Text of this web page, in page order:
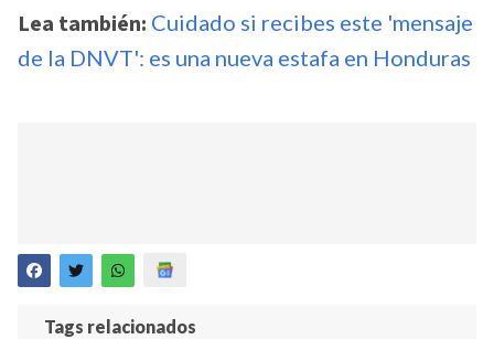
Lea también: Cuidado si recibes este 'mensaje
de la DNVT': es una nueva estafa en Honduras
Tags relacionados